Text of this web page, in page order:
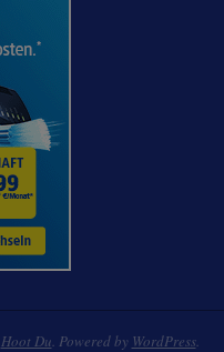
Hoot Du. Powered by WordPress.